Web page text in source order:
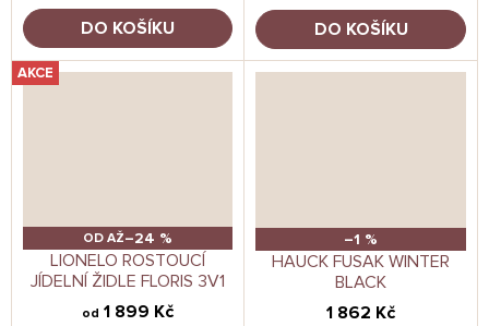
DO KOŠÍKU DO KOŠÍKU
AKCE
OD AŽ–24 %
LIONELO ROSTOUCÍ
JÍDELNÍ ŽIDLE FLORIS 3V1
od 1 899 Kč
–1 %
HAUCK FUSAK WINTER
BLACK
1 862 Kč